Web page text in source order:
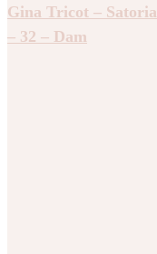
Gina Tricot –
– 32 – Dam